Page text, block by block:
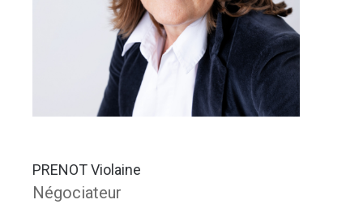
PRENOT Violaine
Négociateur